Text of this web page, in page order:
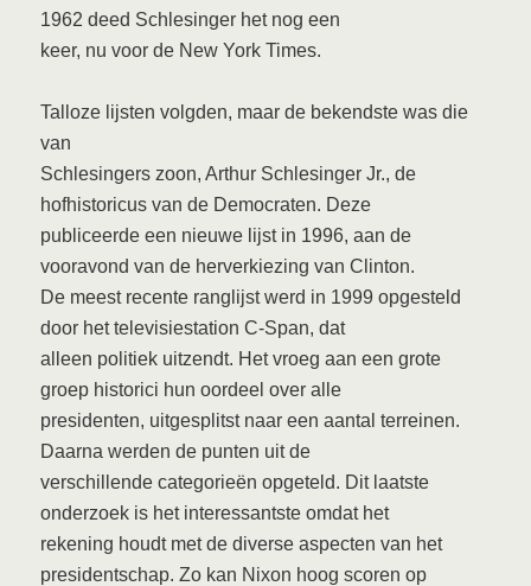
1962 deed Schlesinger het nog een
keer, nu voor de New York Times.
Talloze lijsten volgden, maar de bekendste was die
van
Schlesingers zoon, Arthur Schlesinger Jr., de
hofhistoricus van de Democraten. Deze
publiceerde een nieuwe lijst in 1996, aan de
vooravond van de herverkiezing van Clinton.
De meest recente ranglijst werd in 1999 opgesteld
door het televisiestation C-Span, dat
alleen politiek uitzendt. Het vroeg aan een grote
groep historici hun oordeel over alle
presidenten, uitgesplitst naar een aantal terreinen.
Daarna werden de punten uit de
verschillende categorieën opgeteld. Dit laatste
onderzoek is het interessantste omdat het
rekening houdt met de diverse aspecten van het
presidentschap. Zo kan Nixon hoog scoren op